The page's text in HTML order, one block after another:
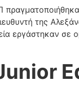
της
εργάστηκαν σε